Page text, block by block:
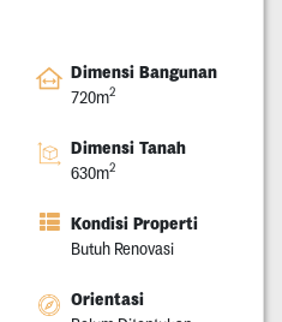
Dimensi Bangunan
720m2
Dimensi Tanah
630m2
Kondisi Properti
Butuh Renovasi
Orientasi